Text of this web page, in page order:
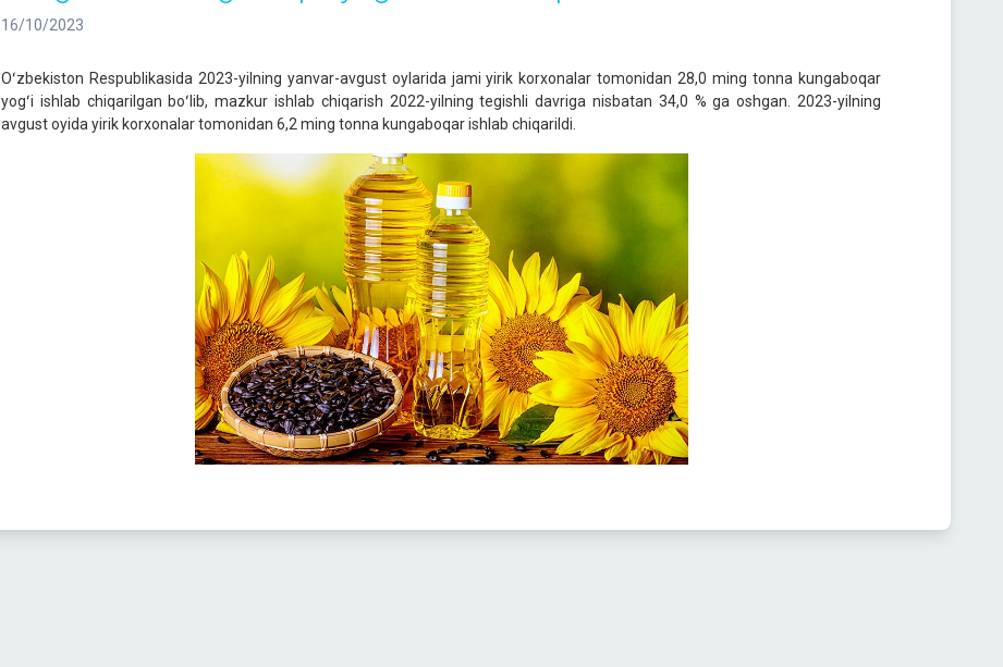
16/10/2023
Oʻzbekiston Respublikasida 2023-yilning yanvar-avgust oylarida jami yirik korxonalar tomonidan 28,0 ming tonna kungaboqar
yogʻi ishlab chiqarilgan boʻlib, mazkur ishlab chiqarish 2022-yilning tegishli davriga nisbatan 34,0 % ga oshgan. 2023-yilning
avgust oyida yirik korxonalar tomonidan 6,2 ming tonna kungaboqar ishlab chiqarildi.